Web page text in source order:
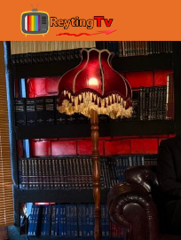
ve film sektöründe